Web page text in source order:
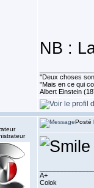
NB :
''Deux choses
"Mais en ce qui
Albert Einstein
Posté
A+
Colok